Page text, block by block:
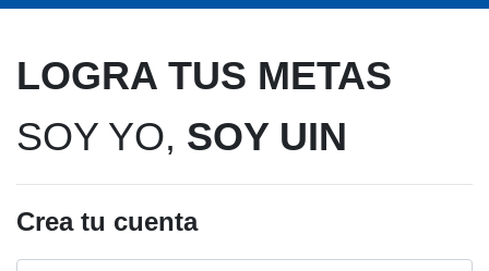
LOGRA TUS METAS
SOY YO, SOY UIN
Crea tu cuenta